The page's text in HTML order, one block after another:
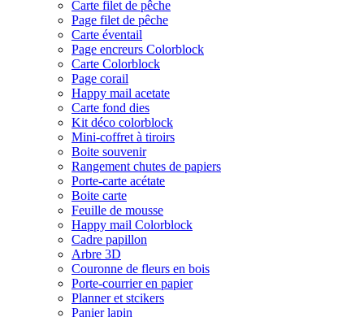
Carte filet de pêche
Page filet de pêche
Carte éventail
Page encreurs Colorblock
Carte Colorblock
Page corail
Happy mail acetate
Carte fond dies
Kit déco colorblock
Mini-coffret à tiroirs
Boite souvenir
Rangement chutes de papiers
Porte-carte acétate
Boite carte
Feuille de mousse
Happy mail Colorblock
Cadre papillon
Arbre 3D
Couronne de fleurs en bois
Porte-courrier en papier
Planner et stcikers
Panier lapin